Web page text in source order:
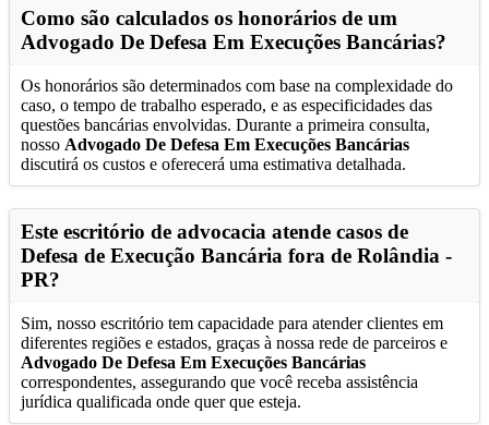
Como são calculados os honorários de um
Advogado De Defesa Em Execuções Bancárias?
Os honorários são determinados com base na complexidade do
caso, o tempo de trabalho esperado, e as especificidades das
questões bancárias envolvidas. Durante a primeira consulta,
nosso Advogado De Defesa Em Execuções Bancárias
discutirá os custos e oferecerá uma estimativa detalhada.
Este escritório de advocacia atende casos de
Defesa de Execução Bancária fora de Rolândia -
PR?
Sim, nosso escritório tem capacidade para atender clientes em
diferentes regiões e estados, graças à nossa rede de parceiros e
Advogado De Defesa Em Execuções Bancárias
correspondentes, assegurando que você receba assistência
jurídica qualificada onde quer que esteja.